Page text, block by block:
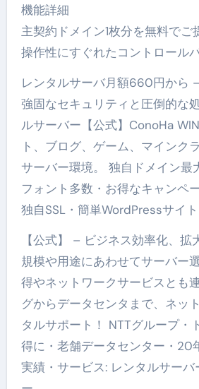
機能詳細
主契約ドメイン1枚分を無料でご
操作性にすぐれたコントロール
レンタルサーバ月額660円から –
強固なセキュリティと圧倒的な
ルサーバー【公式】ConoHa
ト、ブログ、ゲーム、マインク
サーバー環境。 独自ドメイン最
フォント多数・お得なキャンペ
独自SSL・簡単WordPressサイト
【公式】 – ビジネス効率化、拡
規模や用途にあわせてサーバー
得やネットワークサービスとも
グからデータセンタまで、ネッ
タルサポート！ NTTグループ・
得に・老舗データセンター・20
実績・サービス: レンタルサーバ